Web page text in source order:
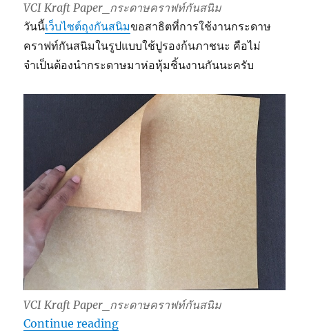
VCI Kraft Paper_กระดาษคราฟท์กันสนิม
วันนี้เว็บไซต์ถุงกันสนิมขอสาธิตที่การใช้งานกระดาษ
คราฟท์กันสนิมในรูปแบบใช้ปูรองก้นภาชนะ คือไม่
จำเป็นต้องนำกระดาษมาห่อหุ้มชิ้นงานกันนะครับ
VCI Kraft Paper_กระดาษคราฟท์กันสนิม
Continue reading“กระดาษกันสนิมรองก้นกล่อง”